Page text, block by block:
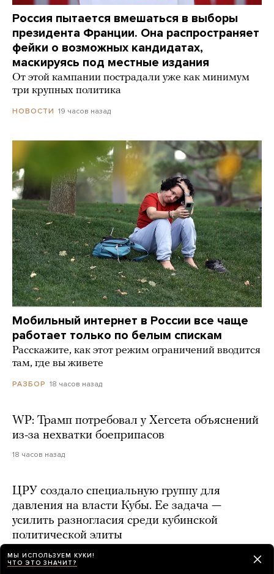
Россия пытается вмешаться в выборы
президента Франции. Она распространяет
фейки о возможных кандидатах,
маскируясь под местные издания
От этой кампании пострадали уже как минимум
три крупных политика
НОВОСТИ 19 часов назад
Мобильный интернет в России все чаще
работает только по белым спискам
Расскажите, как этот режим ограничений вводится
там, где вы живете
РАЗБОР 18 часов назад
WP: Трамп потребовал у Хегсета объяснений
из-за нехватки боеприпасов
18 часов назад
ЦРУ создало специальную группу для
давления на власти Кубы. Ее задача —
усилить разногласия среди кубинской
политической элиты
16 часов назад
МЫ ИСПОЛЬЗУЕМ КУКИ!
ЧТО ЭТО ЗНАЧИТ?